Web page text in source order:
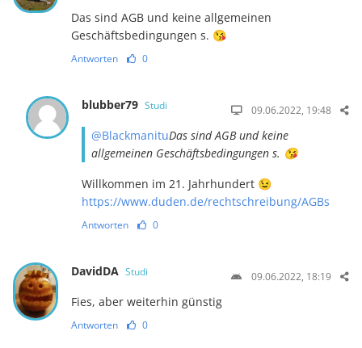
Das sind AGB und keine allgemeinen
Geschäftsbedingungen s. 😘
Antworten 0
blubber79 Studi 09.06.2022, 19:48
@BlackmanituDas sind AGB und keine
allgemeinen Geschäftsbedingungen s. 😘
Willkommen im 21. Jahrhundert 😉
https://www.duden.de/rechtschreibung/AGBs
Antworten 0
DavidDA Studi 09.06.2022, 18:19
Fies, aber weiterhin günstig
Antworten 0